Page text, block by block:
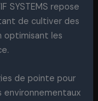
SYSTEMS repose
de cultiver des
optimisant les
de pointe pour
environnementaux